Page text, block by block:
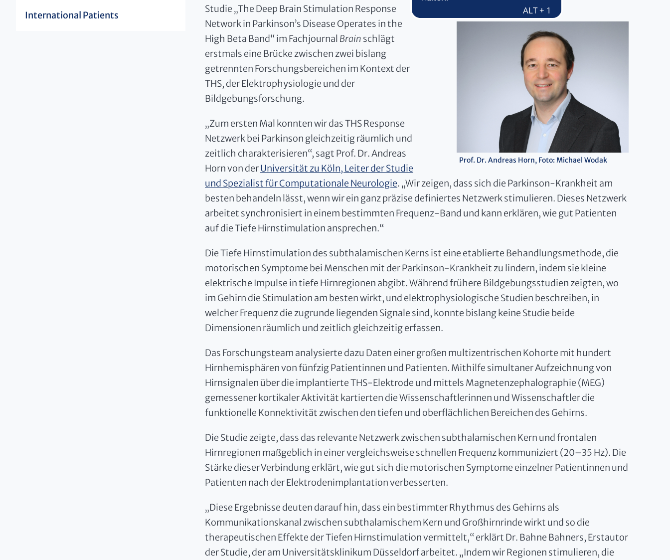
International Patients
Bild: Dr. Bahne Bahners
Prof. Dr. Andreas Horn, Foto: Michael Wodak
Studie „The Deep Brain Stimulation Response
Network in Parkinson’s Disease Operates in the
High Beta Band“ im Fachjournal Brain schlägt
erstmals eine Brücke zwischen zwei bislang
getrennten Forschungsbereichen im Kontext der
THS, der Elektrophysiologie und der
Bildgebungsforschung.
„Zum ersten Mal konnten wir das THS Response
Netzwerk bei Parkinson gleichzeitig räumlich und
zeitlich charakterisieren“, sagt Prof. Dr. Andreas
Horn von derUniversität zu Köln, Leiter der Studie
und Spezialist für Computationale Neurologie. „Wir zeigen, dass sich die Parkinson-Krankheit am
besten behandeln lässt, wenn wir ein ganz präzise definiertes Netzwerk stimulieren. Dieses Netzwerk
arbeitet synchronisiert in einem bestimmten Frequenz-Band und kann erklären, wie gut Patienten
auf die Tiefe Hirnstimulation ansprechen.“
Die Tiefe Hirnstimulation des subthalamischen Kerns ist eine etablierte Behandlungsmethode, die
motorischen Symptome bei Menschen mit der Parkinson-Krankheit zu lindern, indem sie kleine
elektrische Impulse in tiefe Hirnregionen abgibt. Während frühere Bildgebungsstudien zeigten, wo
im Gehirn die Stimulation am besten wirkt, und elektrophysiologische Studien beschreiben, in
welcher Frequenz die zugrunde liegenden Signale sind, konnte bislang keine Studie beide
Dimensionen räumlich und zeitlich gleichzeitig erfassen.
Das Forschungsteam analysierte dazu Daten einer großen multizentrischen Kohorte mit hundert
Hirnhemisphären von fünfzig Patientinnen und Patienten. Mithilfe simultaner Aufzeichnung von
Hirnsignalen über die implantierte THS-Elektrode und mittels Magnetenzephalographie (MEG)
gemessener kortikaler Aktivität kartierten die Wissenschaftlerinnen und Wissenschaftler die
funktionelle Konnektivität zwischen den tiefen und oberflächlichen Bereichen des Gehirns.
Die Studie zeigte, dass das relevante Netzwerk zwischen subthalamischen Kern und frontalen
Hirnregionen maßgeblich in einer vergleichsweise schnellen Frequenz kommuniziert (20–35 Hz). Die
Stärke dieser Verbindung erklärt, wie gut sich die motorischen Symptome einzelner Patientinnen und
Patienten nach der Elektrodenimplantation verbesserten.
„Diese Ergebnisse deuten darauf hin, dass ein bestimmter Rhythmus des Gehirns als
Kommunikationskanal zwischen subthalamischem Kern und Großhirnrinde wirkt und so die
therapeutischen Effekte der Tiefen Hirnstimulation vermittelt,“ erklärt Dr. Bahne Bahners, Erstautor
der Studie, der am Universitätsklinikum Düsseldorf arbeitet. „Indem wir Regionen stimulieren, die